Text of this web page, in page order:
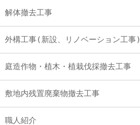
解体撤去工事
外構工事(新設、リノベーション工事)
庭造作物・植木・植栽伐採撤去工事
敷地内残置廃棄物撤去工事
職人紹介